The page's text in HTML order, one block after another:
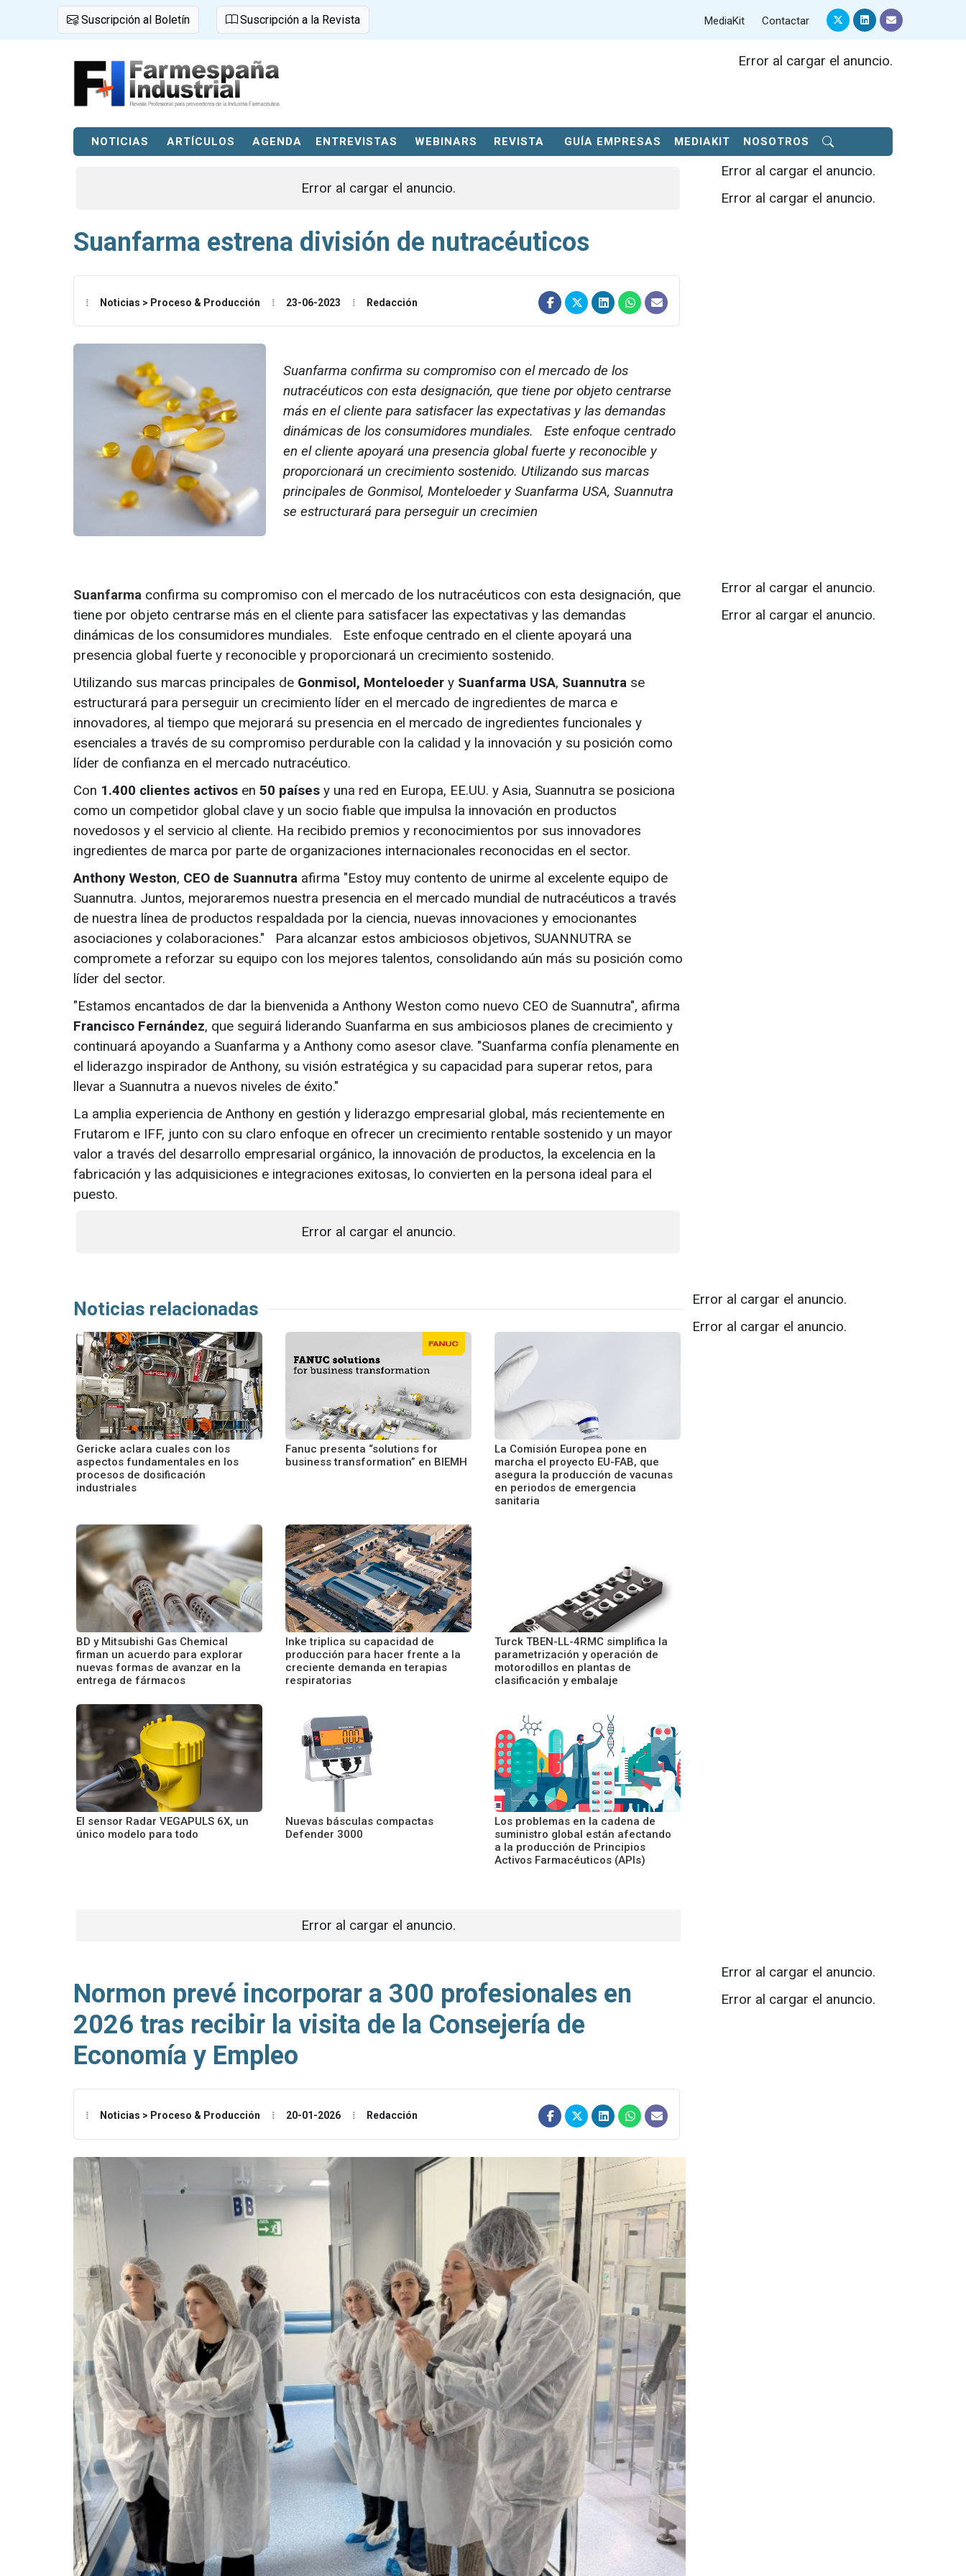
Suscripción al Boletín Suscripción a la Revista MediaKit Contactar
Error al cargar el anuncio.
NOTICIAS ARTÍCULOS AGENDA ENTREVISTAS WEBINARS REVISTA GUÍA EMPRESAS MEDIAKIT NOSOTROS
Error al cargar el anuncio.
Suanfarma estrena división de nutracéuticos
Noticias > Proceso & Producción 23-06-2023 Redacción
Suanfarma confirma su compromiso con el mercado de los
nutracéuticos con esta designación, que tiene por objeto centrarse
más en el cliente para satisfacer las expectativas y las demandas
dinámicas de los consumidores mundiales. Este enfoque centrado
en el cliente apoyará una presencia global fuerte y reconocible y
proporcionará un crecimiento sostenido. Utilizando sus marcas
principales de Gonmisol, Monteloeder y Suanfarma USA, Suannutra
se estructurará para perseguir un crecimien
Error al cargar el anuncio.
Error al cargar el anuncio.
Suanfarma confirma su compromiso con el mercado de los nutracéuticos con esta designación, que
tiene por objeto centrarse más en el cliente para satisfacer las expectativas y las demandas
dinámicas de los consumidores mundiales. Este enfoque centrado en el cliente apoyará una
presencia global fuerte y reconocible y proporcionará un crecimiento sostenido.
Utilizando sus marcas principales de Gonmisol, Monteloeder y Suanfarma USA, Suannutra se
estructurará para perseguir un crecimiento líder en el mercado de ingredientes de marca e
innovadores, al tiempo que mejorará su presencia en el mercado de ingredientes funcionales y
esenciales a través de su compromiso perdurable con la calidad y la innovación y su posición como
líder de confianza en el mercado nutracéutico.
Con 1.400 clientes activos en 50 países y una red en Europa, EE.UU. y Asia, Suannutra se posiciona
como un competidor global clave y un socio fiable que impulsa la innovación en productos
novedosos y el servicio al cliente. Ha recibido premios y reconocimientos por sus innovadores
ingredientes de marca por parte de organizaciones internacionales reconocidas en el sector.
Anthony Weston, CEO de Suannutra afirma "Estoy muy contento de unirme al excelente equipo de
Suannutra. Juntos, mejoraremos nuestra presencia en el mercado mundial de nutracéuticos a través
de nuestra línea de productos respaldada por la ciencia, nuevas innovaciones y emocionantes
asociaciones y colaboraciones." Para alcanzar estos ambiciosos objetivos, SUANNUTRA se
compromete a reforzar su equipo con los mejores talentos, consolidando aún más su posición como
líder del sector.
"Estamos encantados de dar la bienvenida a Anthony Weston como nuevo CEO de Suannutra", afirma
Francisco Fernández, que seguirá liderando Suanfarma en sus ambiciosos planes de crecimiento y
continuará apoyando a Suanfarma y a Anthony como asesor clave. "Suanfarma confía plenamente en
el liderazgo inspirador de Anthony, su visión estratégica y su capacidad para superar retos, para
llevar a Suannutra a nuevos niveles de éxito."
La amplia experiencia de Anthony en gestión y liderazgo empresarial global, más recientemente en
Frutarom e IFF, junto con su claro enfoque en ofrecer un crecimiento rentable sostenido y un mayor
valor a través del desarrollo empresarial orgánico, la innovación de productos, la excelencia en la
fabricación y las adquisiciones e integraciones exitosas, lo convierten en la persona ideal para el
puesto.
Error al cargar el anuncio.
Error al cargar el anuncio.
Error al cargar el anuncio.
Noticias relacionadas
Gericke aclara cuales con los
aspectos fundamentales en los
procesos de dosificación
industriales
Fanuc presenta “solutions for
business transformation” en BIEMH
La Comisión Europea pone en
marcha el proyecto EU-FAB, que
asegura la producción de vacunas
en periodos de emergencia
sanitaria
BD y Mitsubishi Gas Chemical
firman un acuerdo para explorar
nuevas formas de avanzar en la
entrega de fármacos
Inke triplica su capacidad de
producción para hacer frente a la
creciente demanda en terapias
respiratorias
Turck TBEN-LL-4RMC simplifica la
parametrización y operación de
motorodillos en plantas de
clasificación y embalaje
El sensor Radar VEGAPULS 6X, un
único modelo para todo
Nuevas básculas compactas
Defender 3000
Los problemas en la cadena de
suministro global están afectando
a la producción de Principios
Activos Farmacéuticos (APIs)
Error al cargar el anuncio.
Error al cargar el anuncio.
Error al cargar el anuncio.
Normon prevé incorporar a 300 profesionales en
2026 tras recibir la visita de la Consejería de
Economía y Empleo
Noticias > Proceso & Producción 20-01-2026 Redacción
Error al cargar el anuncio.
Error al cargar el anuncio.